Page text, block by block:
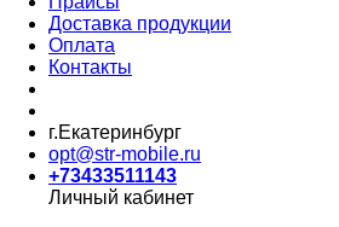
Доставка продукции
Оплата
Контакты
г.Екатеринбург
opt@str-mobile.ru
+73433511143
Личный кабинет